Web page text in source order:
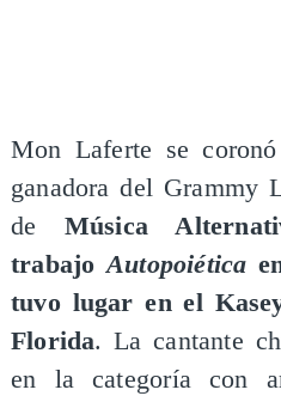
Mon Laferte se
ganadora del Grammy
de Música
trabajoAutopoiética
tuvo lugar en el
Florida. La cantante
en la categoría con